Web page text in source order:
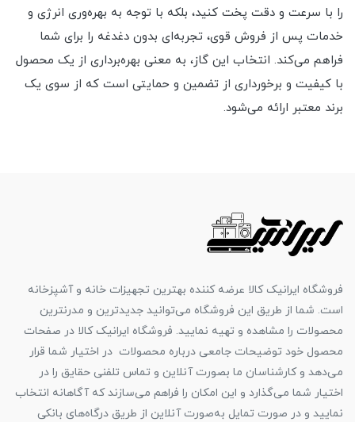
را با سرعت و دقت پخت کنید، بلکه با توجه به بهره‌وری انرژی و
خدمات پس از فروش قوی، تجربه‌ای بدون دغدغه را برای شما
فراهم می‌کند. انتخاب این گاز، به معنی بهره‌برداری از یک محصول
با کیفیت و برخورداری از تضمین و حمایتی است که از سوی یک
برند معتبر ارائه می‌شود.
فروشگاه ایرانیک کالا عرضه کننده بهترین تجهیزات خانه و آشپزخانه
است. شما از طریق این فروشگاه می‌توانید جدیدترین و مدرنترین
محصولات را مشاهده و تهیه نمایید. فروشگاه ایرانیک کالا در صفحات
محصول خود توضیحات جامعی درباره محصولات در اختیار شما قرار
می‌دهد و کارشناسان ما بصورت آنلاین و تماس تلفنی حقایق را در
اختیار شما می‌گذارد و این امکان را فراهم می‌سازند که آگاهانه انتخاب
نمایید و در صورت تمایل به‌صورت آنلاین از طریق درگاه‌های بانکی